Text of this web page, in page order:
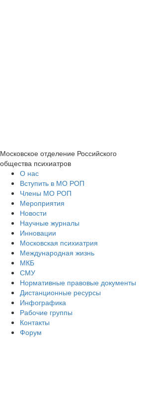
Московское отделение Российского
общества психиатров
О нас
Вступить в МО РОП
Члены МО РОП
Мероприятия
Новости
Научные журналы
Инновации
Московская психиатрия
Международная жизнь
МКБ
СМУ
Нормативные правовые документы
Дистанционные ресурсы
Инфографика
Рабочие группы
Контакты
Форум